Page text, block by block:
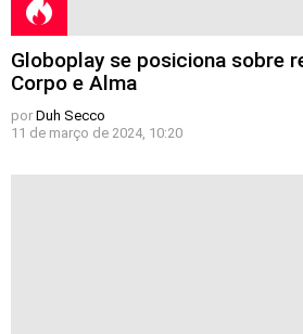
Globoplay se posiciona sobre
Corpo e Alma
por Duh Secco
11 de março de 2024, 10:20